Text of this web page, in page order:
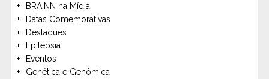
BRAINN na Mídia
Datas Comemorativas
Destaques
Epilepsia
Eventos
Genética e Genômica